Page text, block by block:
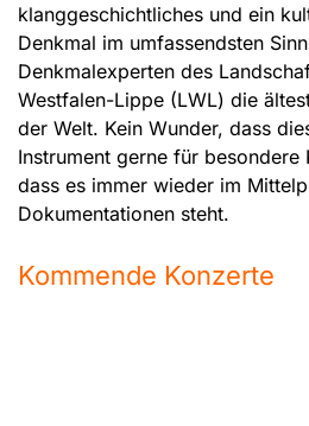
klanggeschichtliches und ein
Denkmal im umfassendsten
Denkmalexperten des
Westfalen-Lippe (LWL) die
der Welt. Kein Wunder, dass
Instrument gerne für
dass es immer wieder im
Dokumentationen steht.
Kommende Konzerte